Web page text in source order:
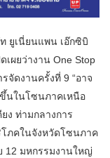
ยูเนี่ยนแพน เอ๊กซิบิ
ผยว่างาน One Stop
จัดงานครั้งที่ 9 “อาจ
นในโซนภาคเหนือ
ง ท่ามกลางการ
โภคในจังหวัดโซนภาค
12 มหกรรมงานใหญ่